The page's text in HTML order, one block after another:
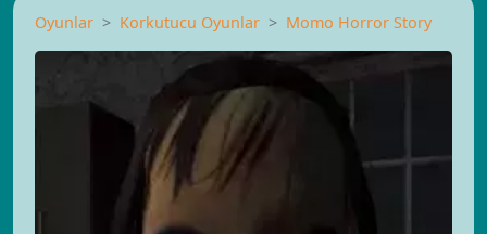
Oyunlar Korkutucu Oyunlar Momo Horror Story